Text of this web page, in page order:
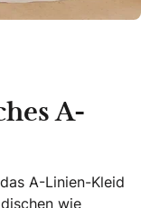
A-
A-Linien-Kleid
wie